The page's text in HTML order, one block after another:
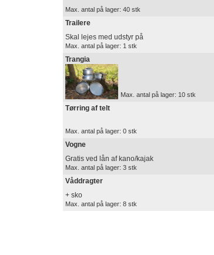
Max. antal på lager: 40 stk
Trailere
Skal lejes med udstyr på
Max. antal på lager: 1 stk
Trangia
Max. antal på lager: 10 stk
Tørring af telt
Max. antal på lager: 0 stk
Vogne
Gratis ved lån af kano/kajak
Max. antal på lager: 3 stk
Våddragter
+ sko
Max. antal på lager: 8 stk